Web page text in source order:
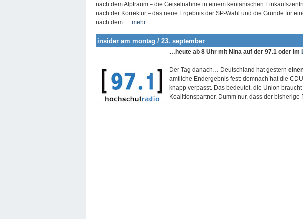
nach dem Alptraum – die Geiselnahme in einem kenianischen
nach der Korrektur – das neue Ergebnis der SP-Wahl und die Gründe für
nach dem … mehr
insider am montag / 23. september
…heute ab 8 Uhr mit Nina auf der 97.1 oder im
Der Tag danach… Deutschland hat gestern
amtliche Endergebnis fest: demnach hat die
knapp verpasst. Das bedeutet, die Union
Koalitionspartner. Dumm nur, dass der bisherige